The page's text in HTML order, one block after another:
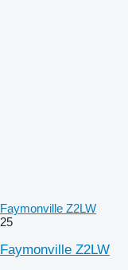
Faymonville Z2LW
25
Faymonville Z2LW